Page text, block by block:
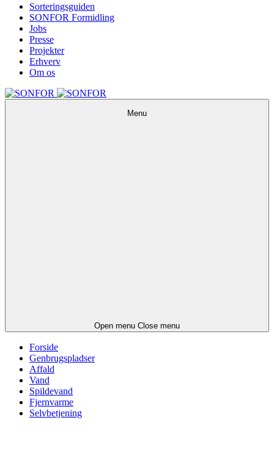
Sorteringsguiden
SONFOR Formidling
Jobs
Presse
Projekter
Erhverv
Om os
Menu
Open menu Close menu
Forside
Genbrugspladser
Affald
Vand
Spildevand
Fjernvarme
Selvbetjening